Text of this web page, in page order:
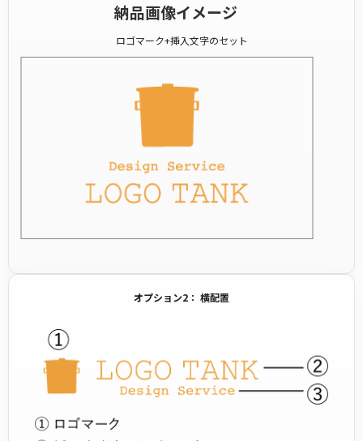
納品画像イメージ
ロゴマーク+挿入文字のセット
オプション2： 横配置